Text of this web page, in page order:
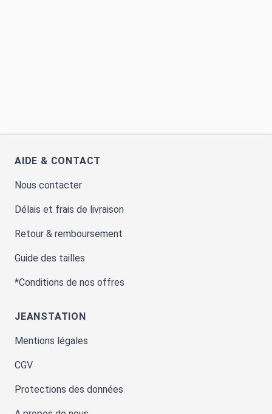
AIDE & CONTACT
Nous contacter
Délais et frais de livraison
Retour & remboursement
Guide des tailles
*Conditions de nos offres
JEANSTATION
Mentions légales
CGV
Protections des données